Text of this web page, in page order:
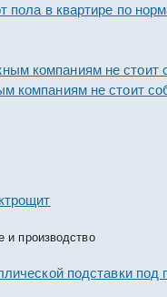
пола в квартире по
компаниям не стоит
и производство
подставки